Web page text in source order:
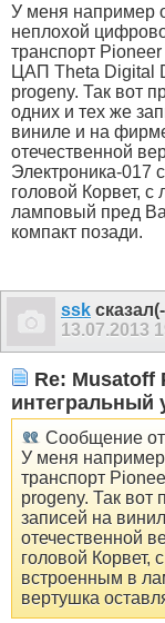
У меня например
неплохой
транспорт
ЦАП Theta Digital
progeny. Так вот
одних и тех же
виниле и на
отечественной
Электроника-017
головой Корвет,
ламповый пред
компакт позади.
ssk
13.07.2013
Re: Musatoff
интегральный
Сообщение от
У меня
транспорт
progeny. Так вот
записей на
отечественной
головой Корвет,
встроенным в
вертушка